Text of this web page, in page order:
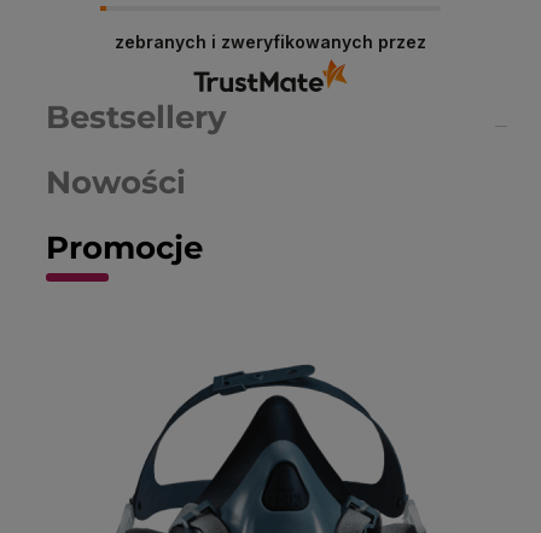
sklepu! W Chemiczna-hurtownia.pl stawiamy na
najwyższą jakość obsługi i asortymentu, dlatego
każda taka opinia jest dla nas cenna. Dzięki
Twojemu feedbackowi możemy jeszcze lepiej
dostosować nasze usługi do potrzeb naszych
zebranych i zweryfikowanych przez
Promocje
Nowości
Bestsellery